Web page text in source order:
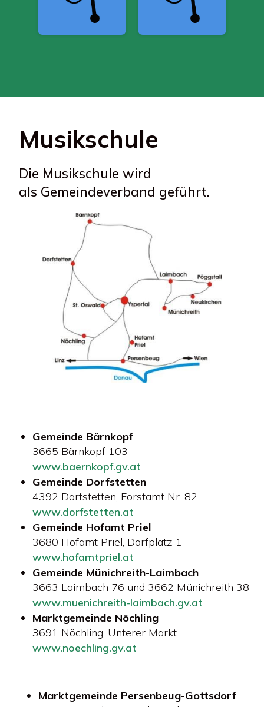
Musikschule
Die Musikschule wird
als Gemeindeverband geführt.
Gemeinde Bärnkopf
3665 Bärnkopf 103
www.baernkopf.gv.at
Gemeinde Dorfstetten
4392 Dorfstetten, Forstamt Nr. 82
www.dorfstetten.at
Gemeinde Hofamt Priel
3680 Hofamt Priel, Dorfplatz 1
www.hofamtpriel.at
Gemeinde Münichreith-Laimbach
3663 Laimbach 76 und 3662 Münichreith 38
www.muenichreith-laimbach.gv.at
Marktgemeinde Nöchling
3691 Nöchling, Unterer Markt
www.noechling.gv.at
Marktgemeinde Persenbeug-Gottsdorf